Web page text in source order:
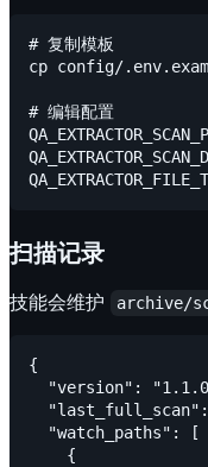
# 复制模板
cp config/
# 编辑配置
扫描记录
技能会维护 archive/
{
"version":
  "watch_paths": [
    {